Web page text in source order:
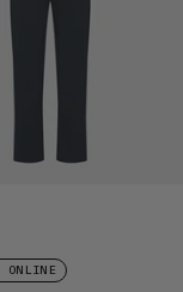
PREIS
ONLINE